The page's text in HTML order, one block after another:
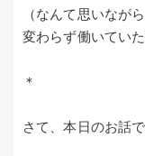
（なんて思いながら
変わらず働いてい
＊
さて、本日のお話で